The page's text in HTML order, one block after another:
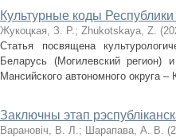
Культурные коды
Жукоцкая, З. Р.; Zhukotskaya, Z. (
Статья посвящена
Беларусь (Могилевский
Мансийского автономного округа
Заключны этап
Варановіч, В. Л.; Шарапава, А. В. (